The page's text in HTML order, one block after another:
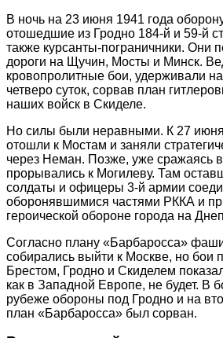
В ночь на 23 июня 1941 года
отошедшие из Гродно 184-й и 59-й
также курсанты-пограничники. Они
дороги на Щучин, Мосты и Минск.
кровопролитные бои, удерживали
четверо суток, сорвав план
наших войск в Скиделе.
Но силы были неравными. К 27 июня
отошли к Мостам и заняли
через Неман. Позже, уже сражаясь
прорывались к Могилеву. Там
солдаты и офицеры 3-й армии
оборонявшимися частями РККА и
героической обороне города на
Согласно плану «Барбаросса»
собирались выйти к Москве, но бои
Брестом, Гродно и Скиделем
как в Западной Европе, не будет. В
рубеже обороны под Гродно и на
план «Барбаросса» был сорван.